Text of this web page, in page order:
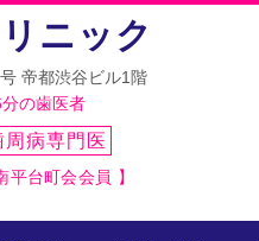
ニック
帝都渋谷ビル1階
の歯医者
病専門医
平台町会会員 】